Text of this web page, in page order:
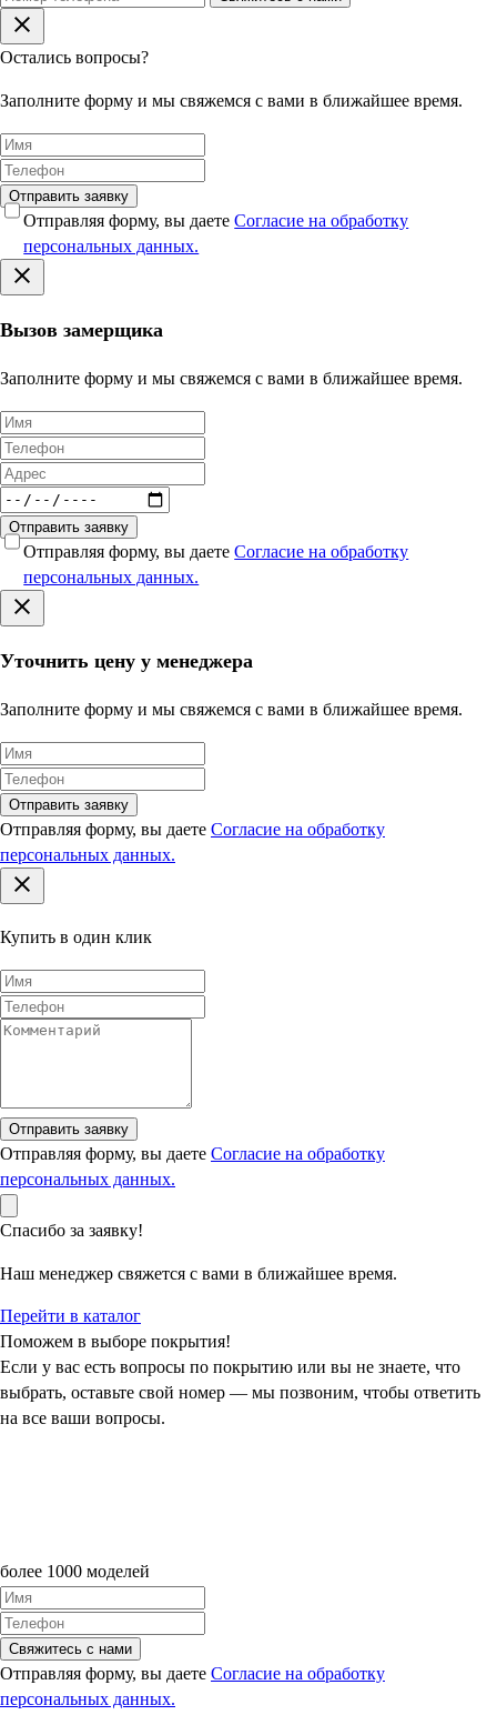
Остались вопросы?
Заполните форму и мы свяжемся с вами в ближайшее время.
Отправить заявку
Отправляя форму, вы даетеСогласие на обработку
персональных данных.
Вызов замерщика
Заполните форму и мы свяжемся с вами в ближайшее время.
Отправить заявку
Отправляя форму, вы даетеСогласие на обработку
персональных данных.
Уточнить цену у менеджера
Заполните форму и мы свяжемся с вами в ближайшее время.
Отправить заявку
Отправляя форму, вы даете Согласие на обработку
персональных данных.
Купить в один клик
Отправить заявку
Отправляя форму, вы даете Согласие на обработку
персональных данных.
Спасибо за заявку!
Наш менеджер свяжется с вами в ближайшее время.
Перейти в каталог
Поможем в выборе покрытия!
Если у вас есть вопросы по покрытию или вы не знаете, что
выбрать, оставьте свой номер — мы позвоним, чтобы ответить
на все ваши вопросы.
более 1000 моделей
Свяжитесь с нами
Отправляя форму, вы даете Согласие на обработку
персональных данных.